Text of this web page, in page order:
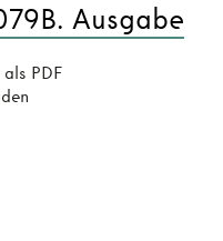
Ausgabe
PDF